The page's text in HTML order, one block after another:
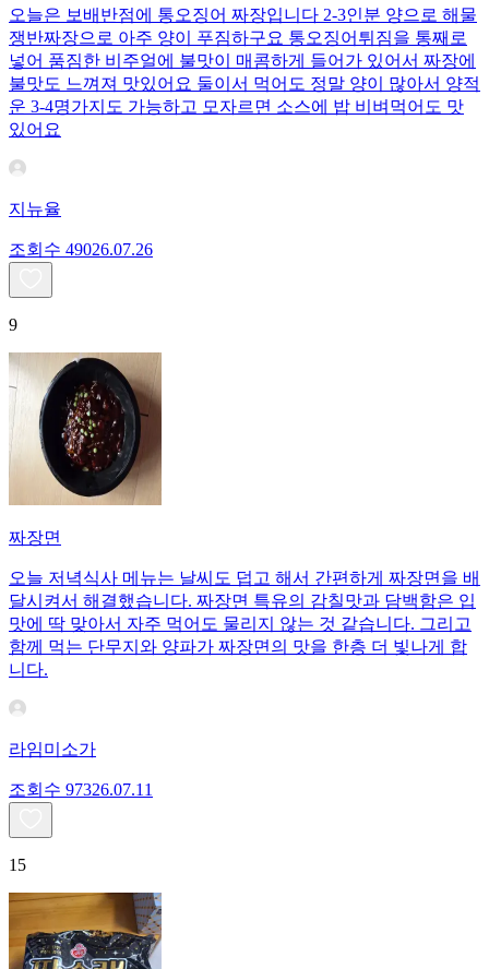
오늘은 보배반점에 통오징어 짜장입니다 2-3인분 양으로 해물
쟁반짜장으로 아주 양이 푸짐하구요 통오징어튀짐을 통째로
넣어 품짐한 비주얼에 불맛이 매콤하게 들어가 있어서 짜장에
불맛도 느껴져 맛있어요 둘이서 먹어도 정말 양이 많아서 양적
운 3-4명가지도 가능하고 모자르면 소스에 밥 비벼먹어도 맛
있어요
지뉴율
조회수 49026.07.26
9
짜장면
오늘 저녁식사 메뉴는 날씨도 덥고 해서 간편하게 짜장면을 배
달시켜서 해결했습니다. 짜장면 특유의 감칠맛과 담백함은 입
맛에 딱 맞아서 자주 먹어도 물리지 않는 것 같습니다. 그리고
함께 먹는 단무지와 양파가 짜장면의 맛을 한층 더 빛나게 합
니다.
라임미소가
조회수 97326.07.11
15